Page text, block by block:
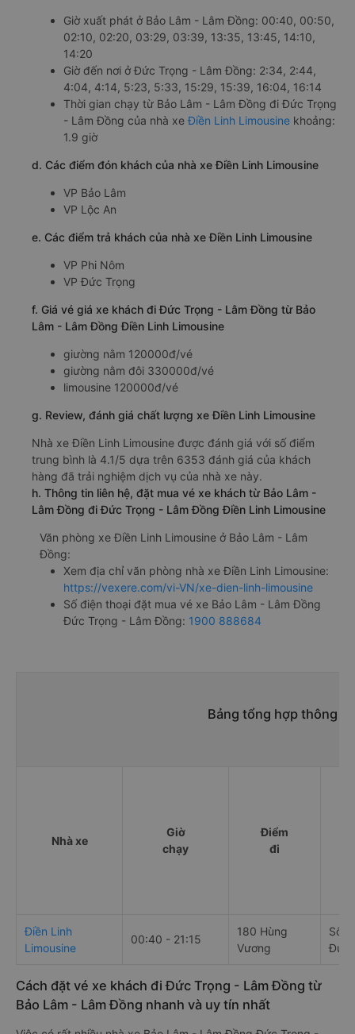
Giờ xuất phát ở Bảo Lâm - Lâm Đồng: 00:40, 00:50,
02:10, 02:20, 03:29, 03:39, 13:35, 13:45, 14:10,
14:20
Giờ đến nơi ở Đức Trọng - Lâm Đồng: 2:34, 2:44,
4:04, 4:14, 5:23, 5:33, 15:29, 15:39, 16:04, 16:14
Thời gian chạy từ Bảo Lâm - Lâm Đồng đi Đức Trọng
- Lâm Đồng của nhà xeĐiền Linh Limousine khoảng:
1.9 giờ
d. Các điểm đón khách của nhà xe Điền Linh Limousine
VP Bảo Lâm
VP Lộc An
e. Các điểm trả khách của nhà xe Điền Linh Limousine
VP Phi Nôm
VP Đức Trọng
f. Giá vé giá xe khách đi Đức Trọng - Lâm Đồng từ Bảo
Lâm - Lâm Đồng Điền Linh Limousine
giường nằm 120000đ/vé
giường nằm đôi 330000đ/vé
limousine 120000đ/vé
g. Review, đánh giá chất lượng xe Điền Linh Limousine
Nhà xe Điền Linh Limousine được đánh giá với số điểm
trung bình là 4.1/5 dựa trên 6353 đánh giá của khách
hàng đã trải nghiệm dịch vụ của nhà xe này.
h. Thông tin liên hệ, đặt mua vé xe khách từ Bảo Lâm -
Lâm Đồng đi Đức Trọng - Lâm Đồng Điền Linh Limousine
Văn phòng xe Điền Linh Limousine ở Bảo Lâm - Lâm
Đồng:
Xem địa chỉ văn phòng nhà xe Điền Linh Limousine:
https://vexere.com/vi-VN/xe-dien-linh-limousine
Số điện thoại đặt mua vé xe Bảo Lâm - Lâm Đồng
Đức Trọng - Lâm Đồng: 1900 888684
Bảng tổng hợp thông
Nhà xe
Giờ
chạy
Điểm
đi
Điền Linh
Limousine
00:40 - 21:15
180 Hùng
Vương
Số
Đức
Cách đặt vé xe khách đi Đức Trọng - Lâm Đồng từ
Bảo Lâm - Lâm Đồng nhanh và uy tín nhất